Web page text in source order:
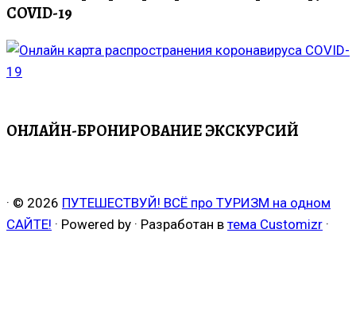
COVID-19
ОНЛАЙН-БРОНИРОВАНИЕ ЭКСКУРСИЙ
· © 2026 ПУТЕШЕСТВУЙ! ВСЁ про ТУРИЗМ на одном
САЙТЕ! · Powered by · Разработан в тема Customizr ·